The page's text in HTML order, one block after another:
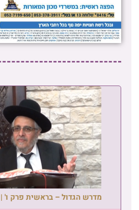
מדרש הגדול – בראשית פרק ו'